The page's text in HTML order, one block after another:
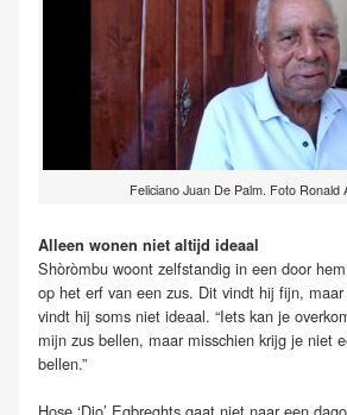
Feliciano Juan De Palm. Foto Ronald
Alleen wonen niet altijd ideaal
Shòròmbu woont zelfstandig in een door
op het erf van een zus. Dit vindt hij fijn,
vindt hij soms niet ideaal. “Iets kan je
mijn zus bellen, maar misschien krijg je niet
bellen.”
Hose ‘Djo’ Egbreghts gaat niet naar een